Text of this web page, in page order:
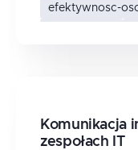
efektywnosc-
Komunikacja
zespołach IT